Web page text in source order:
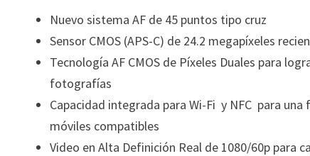
Nuevo sistema AF de 45 puntos tipo cruz
Sensor CMOS (APS-C) de 24.2 megapíxeles
Tecnología AF CMOS de Píxeles Duales para
fotografías
Capacidad integrada para Wi-Fi y NFC para una
móviles compatibles
Video en Alta Definición Real de 1080/60p